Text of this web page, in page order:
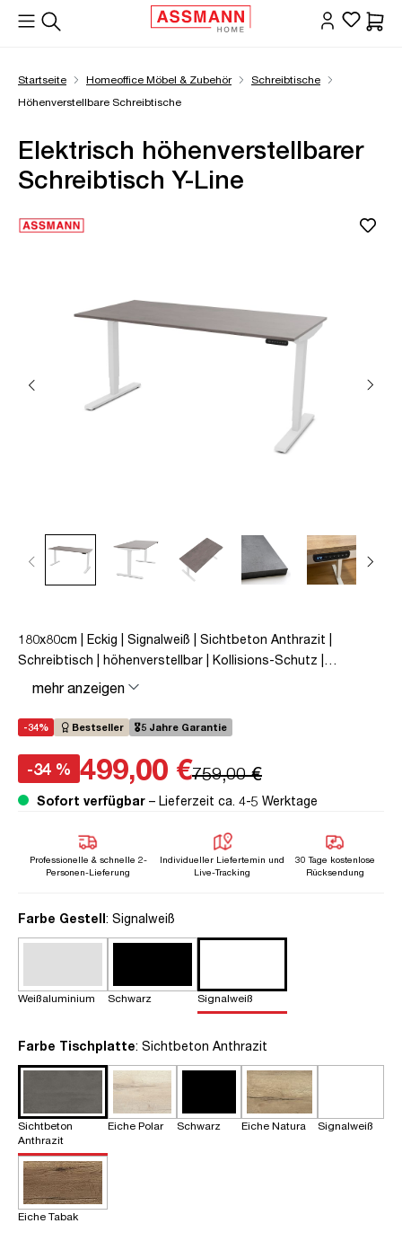
springen
Startseite Homeoffice Möbel & Zubehör
Schreibtische
Höhenverstellbare Schreibtische
Elektrisch höhenverstellbarer
Schreibtisch Y-Line
180x80cm | Eckig | Signalweiß | Sichtbeton Anthrazit |
Schreibtisch | höhenverstellbar | Kollisions-Schutz |
Elektrisch höhenverstellbar | Kindersicherung | Metall | Holz |
Melaminoberfläche | Grau | 5 Jahre Herstellergarantie |
unmontiert | TÜV© mobiles Arbeiten | bis zu 80 kg | Y-Line |
mehr anzeigen
-34% Bestseller 🎖️5 Jahre Garantie
-34 % 499,00 €759,00 €
Sofort verfügbar – Lieferzeit ca. 4-5 Werktage
Professionelle & schnelle 2-
Personen-Lieferung
Individueller Liefertemin und
Live-Tracking
30 Tage kostenlose
Rücksendung
Farbe Gestellauswählen
: Signalweiß
Weißaluminium Schwarz Signalweiß
Farbe Tischplatteauswählen
: Sichtbeton Anthrazit
Sichtbeton
Anthrazit
Eiche Polar Schwarz Eiche Natura Signalweiß
Eiche Tabak